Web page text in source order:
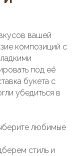
вашей
композиций с
под её
букета с
убедиться в
любимые
стиль и